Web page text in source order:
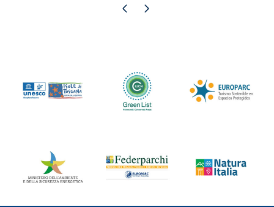
Pagina precedente
Pagina successiva